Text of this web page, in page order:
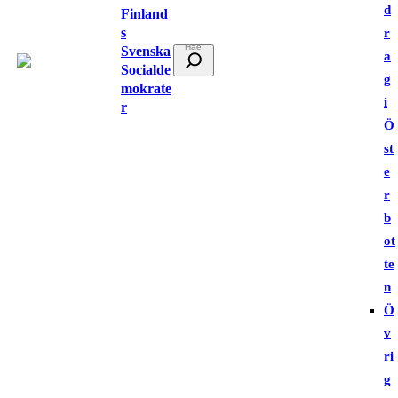
Finland
s
Svenska
Socialde
mokrate
r
ö
d
r
a
g
i
Ö
st
e
r
b
ot
te
n
Ö
v
ri
g